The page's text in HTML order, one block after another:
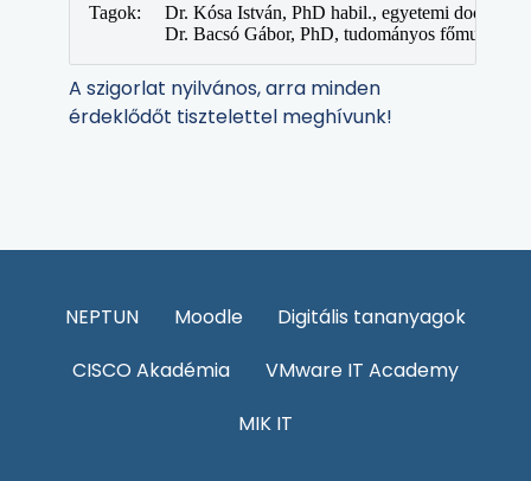
Tagok:     Dr. Kósa István, PhD habil., egyetemi docens,
Dr. Bacsó Gábor, PhD, tudományos
A szigorlat nyilvános, arra minden
érdeklődőt tisztelettel meghívunk!
NEPTUN Moodle
Digitális tananyagok
CISCO Akadémia
VMware IT Academy
MIK IT